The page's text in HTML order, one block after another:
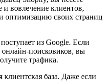
и вовлечение клиентов,
оптимизацию своих страниц
из Google. Если
поисковиков, вы
трафика.
база. Даже если